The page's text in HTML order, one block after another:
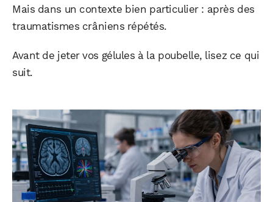
Mais dans un contexte bien particulier : après des
traumatismes crâniens répétés.
Avant de jeter vos gélules à la poubelle, lisez ce qui
suit.